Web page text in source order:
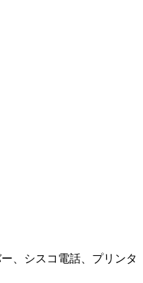
、シスコ電話、プリンタ